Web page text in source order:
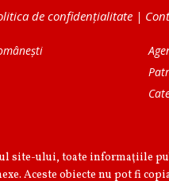
de confidențialitate |
site-ului, toate informaţiile
Aceste obiecte nu pot fi